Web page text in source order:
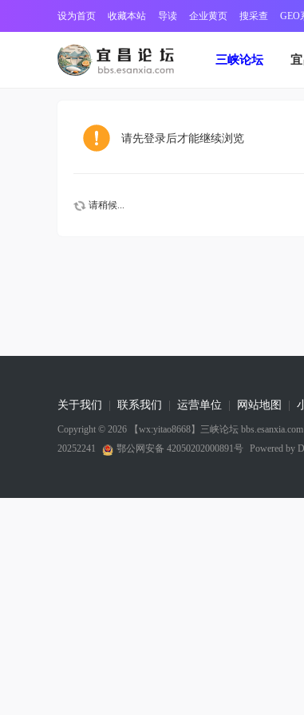
设为首页 收藏本站 导读 企业黄页 搜采查 GEO
三峡论坛
请先登录后才能继续浏览
请稍候...
关于我们 联系我们 运营单位 网站地图
Copyright © 2026 【wx:yitao8668】三峡论坛
20252241
鄂公网安备 42050202000891号 Powered by